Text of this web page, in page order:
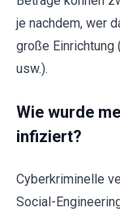
je nachdem, wer
große Einrichtung
usw.).
Wie wurde
infiziert?
Cyberkriminelle
Social-